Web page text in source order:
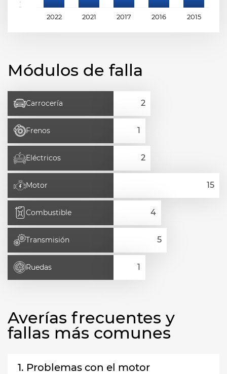
2022 2021 2017 2016 2015
Módulos de falla
Carrocería
Frenos
Eléctricos
Motor
Combustible
Transmisión
Ruedas
Averías frecuentes y
fallas más comunes
1. Problemas con el motor